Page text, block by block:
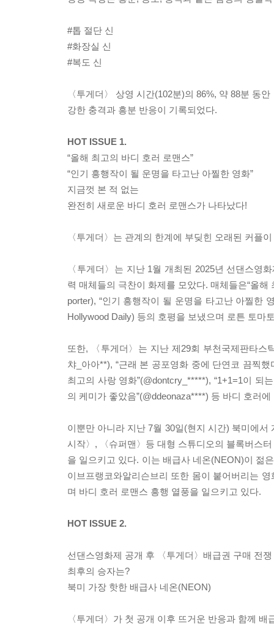
#톱 절단 신
#화장실 신
#복도 신
〈투게더〉 상영 시간(102분)의 86%, 약 88분 동안
강한 충격과 흥분 반응이 기록되었다.
HOT ISSUE 1.
“올해 최고의 바디 호러 로맨스”
“인기 흥행작이 될 운명을 타고난 아찔한 영화”
지금껏 본 적 없는
완전히 새로운 바디 호러 로맨스가 나타났다!
〈투게더〉는 관계의 한계에 부딪힌 오래된 커플
〈투게더〉는 지난 1월 개최된 2025년 선댄스영
력 매체들의 극찬이 화제를 모았다. 매체들은“올해
porter), “인기 흥행작이 될 운명을 타고난 아찔한
Hollywood Daily) 등의 호평을 보냈으며 로튼 토마
또한, 〈투게더〉는 지난 제29회 부천국제판타스
챠_아아**), “근래 본 공포영화 중에 단연코 끔찍
최고의 사랑 영화”(@dontcry_*****), “1+1=1이
의 케미가 좋았음”(@ddeonaza****) 등 바디 호러
이뿐만 아니라 지난 7월 30일(현지 시간) 북미에
시작〉, 〈슈퍼맨〉등 대형 스튜디오의 블록버스
을 일으키고 있다. 이는 배급사 네온(NEON)이 젊
이브프랭코와알리슨브리 또한 몸이 붙어버리는
며 바디 호러 로맨스 흥행 열풍을 일으키고 있다.
HOT ISSUE 2.
선댄스영화제 공개 후 〈투게더〉배급권 구매 전
최후의 승자는?
북미 가장 핫한 배급사 네온(NEON)
〈투게더〉가 첫 공개 이후 뜨거운 반응과 함께